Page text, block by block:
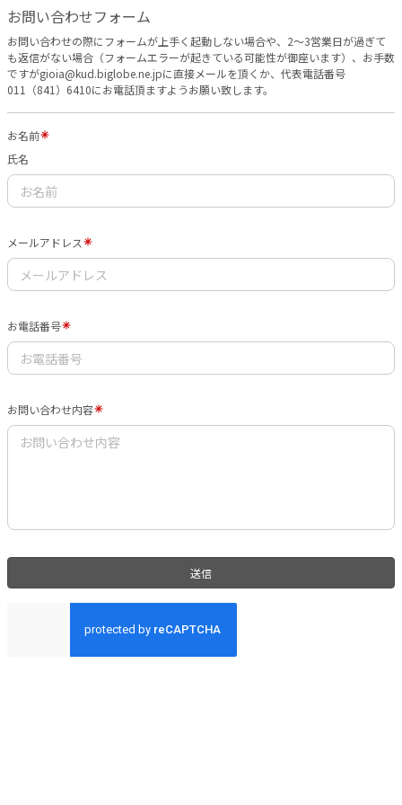
お問い合わせフォーム
お問い合わせの際にフォームが上手く起動しない場合や、2～3営業日が過ぎて
も返信がない場合（フォームエラーが起きている可能性が御座います）、お手数
ですがgioia@kud.biglobe.ne.jpに直接メールを頂くか、代表電話番号
011（841）6410にお電話頂ますようお願い致します。
お名前
氏名
メールアドレス
お電話番号
お問い合わせ内容
送信